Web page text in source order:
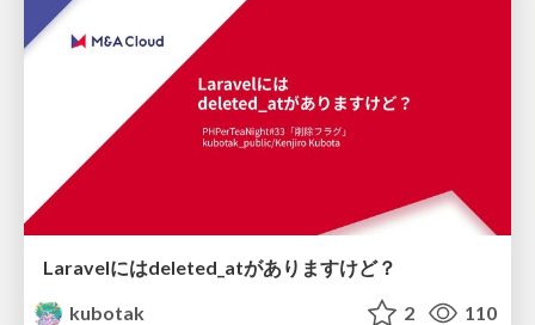
Laravelにはdeleted_atがありますけど？
kubotak
2 110